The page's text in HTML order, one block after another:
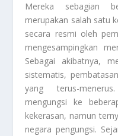
Mereka sebagian
merupakan salah satu
secara resmi oleh
mengesampingkan
Sebagai akibatnya,
sistematis,
yang terus-
mengungsi ke
kekerasan, namun
negara pengungsi.